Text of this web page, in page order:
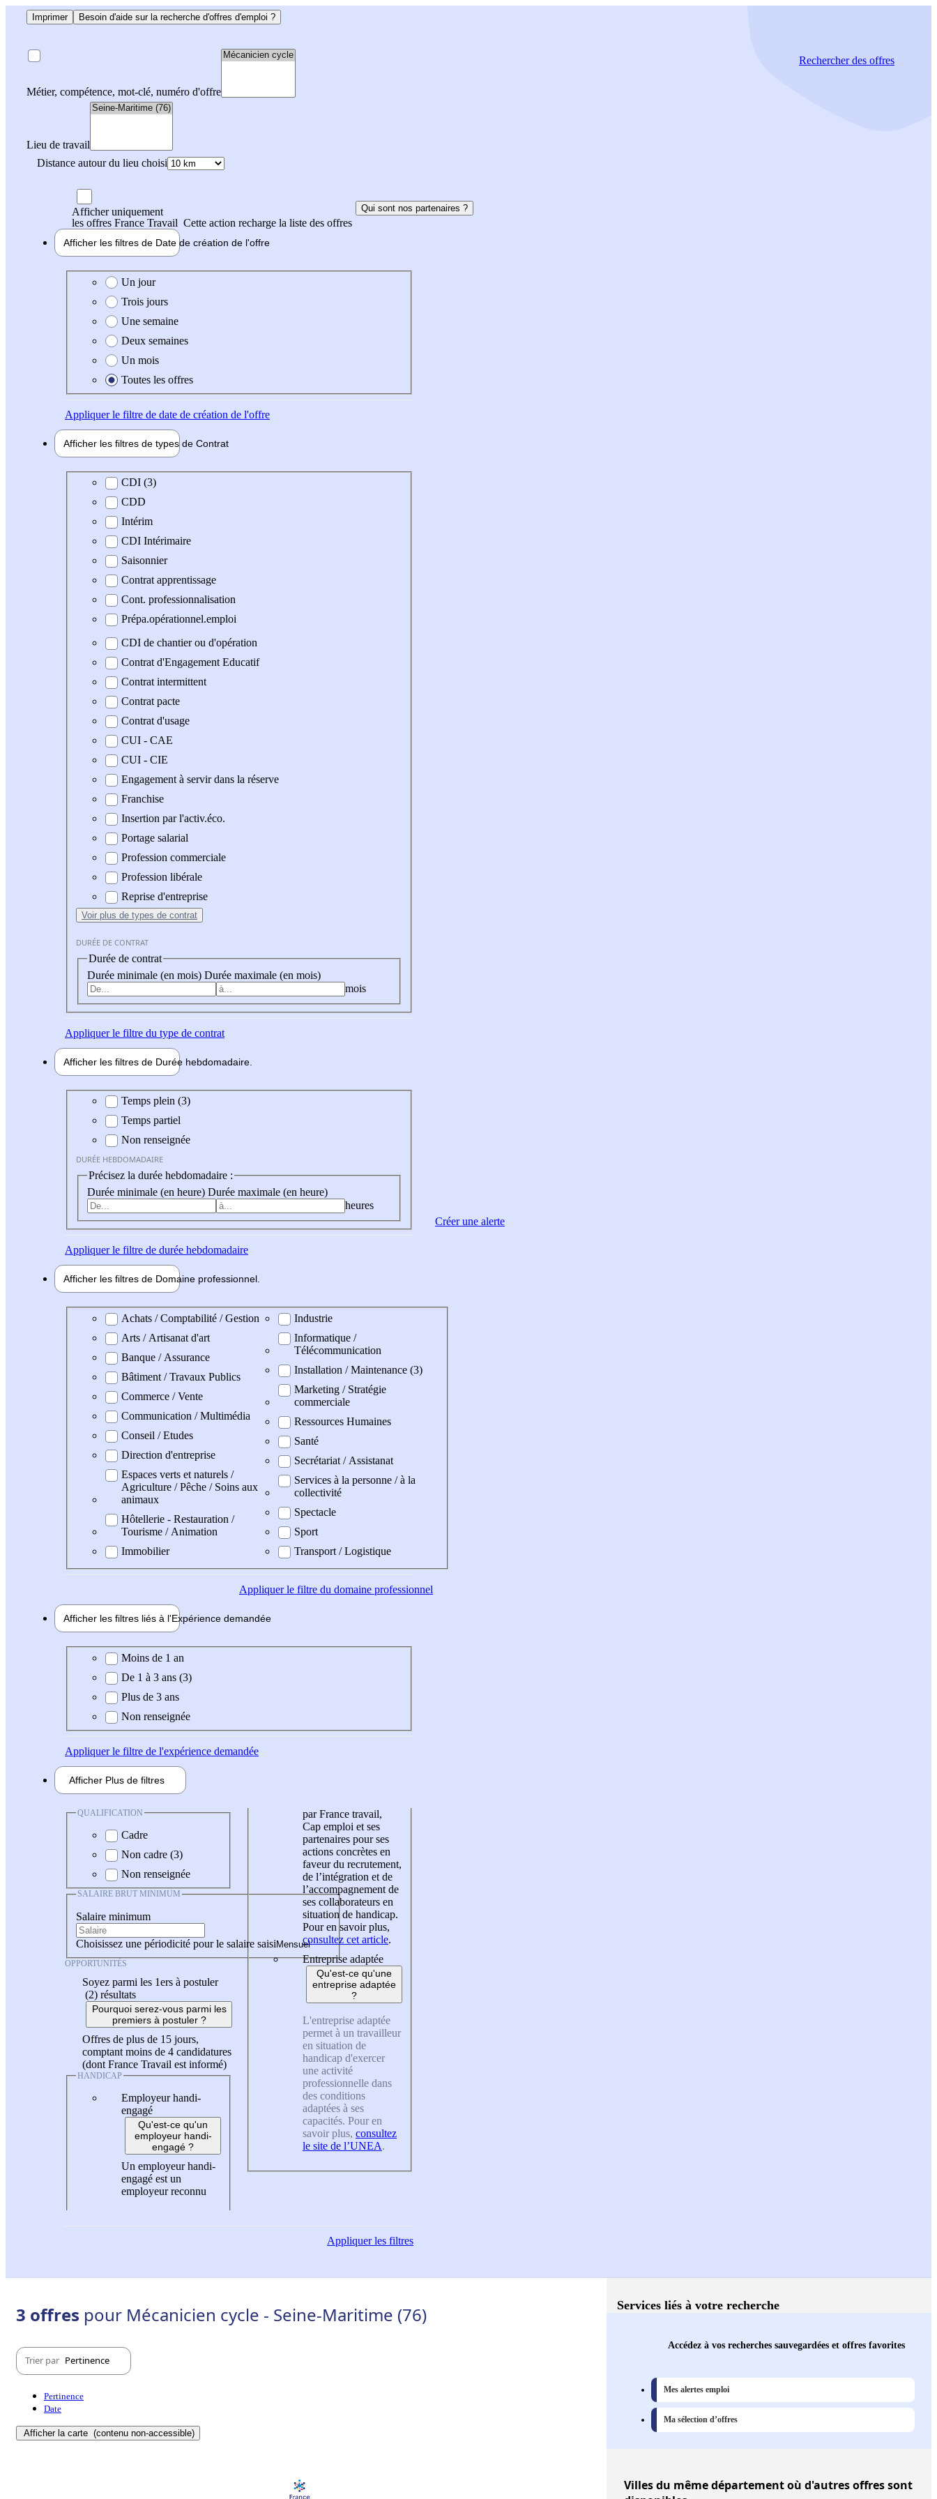
Imprimer Besoin d'aide sur la recherche d'offres d'emploi ?
Métier, compétence, mot-clé, numéro d'offre
Lieu de travail
Distance autour du lieu choisi
Rechercherdes offres
Afficher uniquement
les offres France Travail Cette action recharge la liste des offres
Qui sont nos partenaires ?
Afficher les filtres de Date de création de l'offre
Date de création de l'offre
Un jour
Trois jours
Une semaine
Deux semaines
Un mois
Toutes les offres
Appliquerle filtre de date de création de l'offre
Afficher les filtres de types de Contrat
Type de contrat
CDI (3)
CDD
Intérim
CDI Intérimaire
Saisonnier
Contrat apprentissage
Cont. professionnalisation
Prépa.opérationnel.emploi
CDI de chantier ou d'opération
Contrat d'Engagement Educatif
Contrat intermittent
Contrat pacte
Contrat d'usage
CUI - CAE
CUI - CIE
Engagement à servir dans la réserve
Franchise
Insertion par l'activ.éco.
Portage salarial
Profession commerciale
Profession libérale
Reprise d'entreprise
Voir plus de types de contrat
DURÉE DE CONTRAT
Durée de contrat
Durée minimale (en mois) Durée maximale (en mois)
mois
Appliquerle filtre du type de contrat
Afficher les filtres de Durée hebdomadaire
Durée hebdomadaire
Temps plein (3)
Temps partiel
Non renseignée
DURÉE HEBDOMADAIRE
Précisez la durée hebdomadaire :
Durée minimale (en heure) Durée maximale (en heure)
heures
Appliquerle filtre de durée hebdomadaire
Afficher les filtres de Domaine professionnel
Domaine professionel
Achats / Comptabilité / Gestion
Arts / Artisanat d'art
Banque / Assurance
Bâtiment / Travaux Publics
Commerce / Vente
Communication / Multimédia
Conseil / Etudes
Direction d'entreprise
Espaces verts et naturels /
Agriculture / Pêche / Soins aux
animaux
Hôtellerie - Restauration /
Tourisme / Animation
Immobilier
Industrie
Informatique /
Télécommunication
Installation / Maintenance (3)
Marketing / Stratégie
commerciale
Ressources Humaines
Santé
Secrétariat / Assistanat
Services à la personne / à la
collectivité
Spectacle
Sport
Transport / Logistique
Appliquerle filtre du domaine professionnel
Afficher les filtres liés à l'Expérience demandée
Expérience demandée
Moins de 1 an
De 1 à 3 ans (3)
Plus de 3 ans
Non renseignée
Appliquerle filtre de l'expérience demandée
Afficher Plus de filtres
QUALIFICATION
Cadre
Non cadre (3)
Non renseignée
SALAIRE BRUT MINIMUM
Salaire minimum
Choisissez une périodicité pour le salaire saisi
OPPORTUNITÉS
Soyez parmi les 1ers à postuler
(2) résultats
Pourquoi serez-vous parmi les
premiers à postuler ?
Offres de plus de 15 jours,
comptant moins de 4 candidatures
(dont France Travail est informé)
HANDICAP
Employeur handi-
engagé
Qu'est-ce qu'un
employeur handi-
engagé ?
Un employeur handi-
engagé est un
employeur reconnu
par France travail,
Cap emploi et ses
partenaires pour ses
actions concrètes en
faveur du recrutement,
de l’intégration et de
l’accompagnement de
ses collaborateurs en
situation de handicap.
Pour en savoir plus,
consultez cet article.
Entreprise adaptée
Qu'est-ce qu'une
entreprise adaptée
?
L'entreprise adaptée
permet à un travailleur
en situation de
handicap d'exercer
une activité
professionnelle dans
des conditions
adaptées à ses
capacités. Pour en
savoir plus, consultez
le site de l’UNEA.
Appliquerles filtres
Créer une alerte
3 offres pour Mécanicien cycle - Seine-Maritime (76)
Trier par Pertinence
Pertinence
Date
Afficher la carte (contenu non-accessible)
Services liés à votre recherche
Accédez à vos recherches sauvegardées et offres favorites
Mes alertes emploi
Ma sélection d’offres
Villesdu même département où d'autres offres sont